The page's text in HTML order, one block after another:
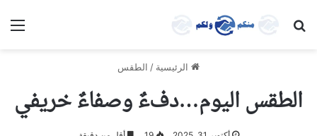
بحث عن
الرئيسية / الطقس
الطقس اليوم…دفءٌ وصفاءٌ خريفي